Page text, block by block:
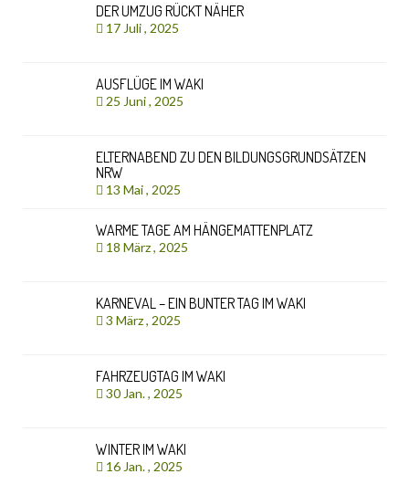
DER UMZUG RÜCKT NÄHER
17 Juli , 2025
AUSFLÜGE IM WAKI
25 Juni , 2025
ELTERNABEND ZU DEN BILDUNGSGRUNDSÄTZEN
NRW
13 Mai , 2025
WARME TAGE AM HÄNGEMATTENPLATZ
18 März , 2025
KARNEVAL – EIN BUNTER TAG IM WAKI
3 März , 2025
FAHRZEUGTAG IM WAKI
30 Jan. , 2025
WINTER IM WAKI
16 Jan. , 2025